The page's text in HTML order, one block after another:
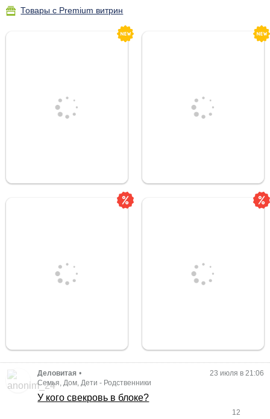
Товары с Premium витрин
Деловитая •
23 июля в 21:06
Семья, Дом, Дети - Родственники
У кого свекровь в блоке?
12